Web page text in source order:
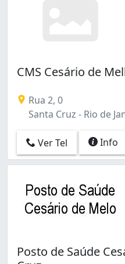
Cidade Nova (3)
Cidade Universitária (1)
Cidade de Deus (1)
Cocotá (1)
Coelho Neto (5)
Colégio (2)
Copacabana (4)
Cordovil (3)
Costa Barros (1)
Curicica (1)
Del Castilho (4)
Engenheiro Leal (1)
CMS Cesário de
Rua 2, 0
Santa Cruz - Rio de
Ver Tel Info
Posto de Saúde